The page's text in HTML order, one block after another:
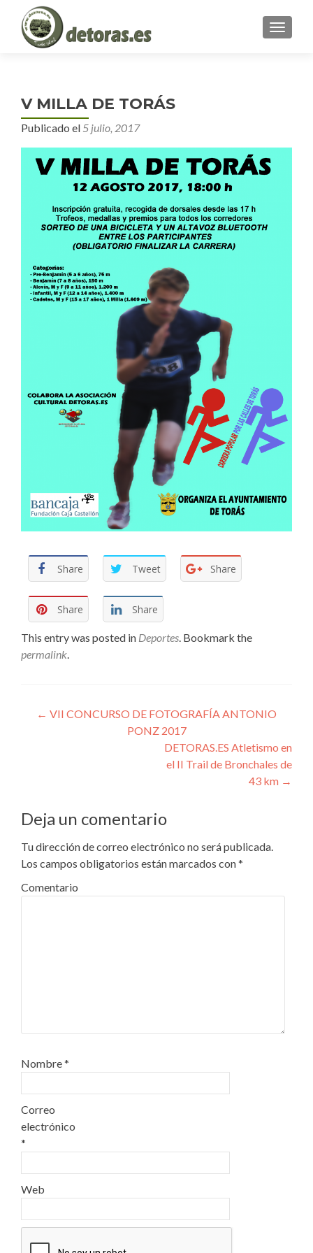
MENU
V MILLA DE TORÁS
Publicado el 5 julio, 2017
Share Tweet Share
Share Share
This entry was posted in Deportes . Bookmark the
permalink
Navegador Publicaciones
← VII CONCURSO DE FOTOGRAFÍA ANTONIO
PONZ 2017
DETORAS.ES Atletismo en
el II Trail de Bronchales de
43 km →
Deja un comentario
Tu dirección de correo electrónico no será publicada.
Los campos obligatorios están marcados con*
Comentario
Nombre*
Correo
electrónico
*
Web